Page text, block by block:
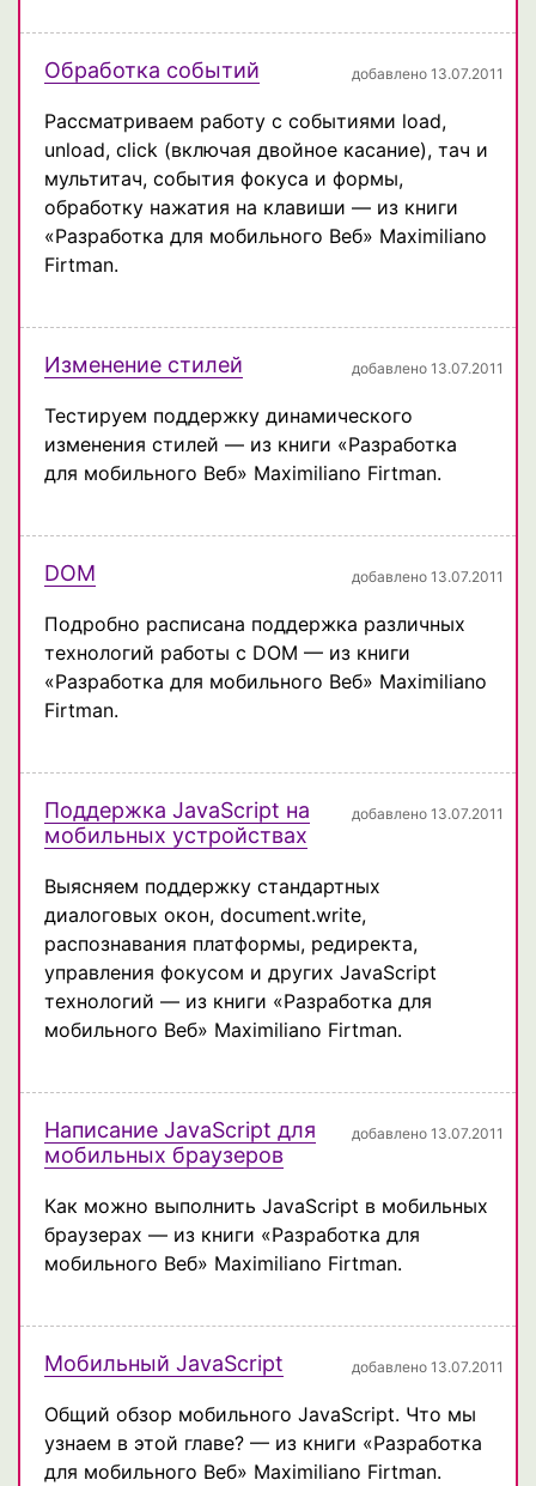
Обработка событий добавлено 13.07.2011
Рассматриваем работу с событиями load,
unload, click (включая двойное касание), тач и
мультитач, события фокуса и формы,
обработку нажатия на клавиши — из книги
«Разработка для мобильного Веб» Maximiliano
Firtman.
Изменение стилей добавлено 13.07.2011
Тестируем поддержку динамического
изменения стилей — из книги «Разработка
для мобильного Веб» Maximiliano Firtman.
DOM добавлено 13.07.2011
Подробно расписана поддержка различных
технологий работы с DOM — из книги
«Разработка для мобильного Веб» Maximiliano
Firtman.
Поддержка JavaScript на
мобильных устройствах
добавлено 13.07.2011
Выясняем поддержку стандартных
диалоговых окон, document.write,
распознавания платформы, редиректа,
управления фокусом и других JavaScript
технологий — из книги «Разработка для
мобильного Веб» Maximiliano Firtman.
Написание JavaScript для
мобильных браузеров
добавлено 13.07.2011
Как можно выполнить JavaScript в мобильных
браузерах — из книги «Разработка для
мобильного Веб» Maximiliano Firtman.
Мобильный JavaScript добавлено 13.07.2011
Общий обзор мобильного JavaScript. Что мы
узнаем в этой главе? — из книги «Разработка
для мобильного Веб» Maximiliano Firtman.